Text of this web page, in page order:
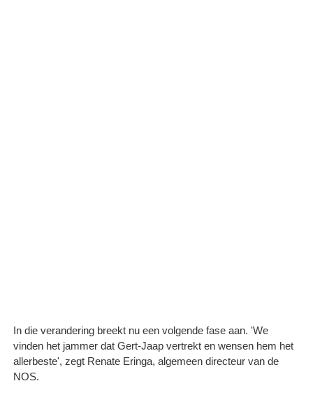
In die verandering breekt nu een volgende fase aan. 'We
vinden het jammer dat Gert-Jaap vertrekt en wensen hem het
allerbeste', zegt Renate Eringa, algemeen directeur van de
NOS.